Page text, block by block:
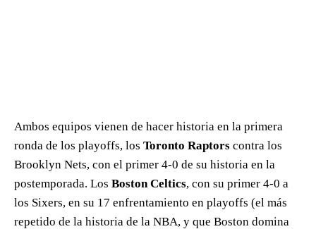
Ambos equipos vienen de hacer historia en la primera
ronda de los playoffs, los Toronto Raptors contra los
Brooklyn Nets, con el primer 4-0 de su historia en la
postemporada. Los Boston Celtics, con su primer 4-0 a
los Sixers, en su 17 enfrentamiento en playoffs (el más
repetido de la historia de la NBA, y que Boston domina